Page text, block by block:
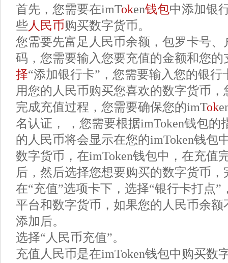
首先，您需要在imToken钱包中添加银
些人民币购买数字货币。
您需要先富足人民币余额，包罗卡号、
码，您需要输入您要充值的金额和您的
择“添加银行卡”，您需要输入您的银行
用您的人民币购买您喜欢的数字货币
完成充值过程，您需要确保您的imTok
名认证， ，您需要根据imToken钱包的
的人民币将会显示在您的imToken钱包
数字货币，在imToken钱包中，在充值
后，然后选择您想要购买的数字货币
在“充值”选项卡下，选择“银行卡打点”
平台和数字货币，如果您的人民币余额
添加后。
选择“人民币充值”。
充值人民币是在imToken钱包中购买数